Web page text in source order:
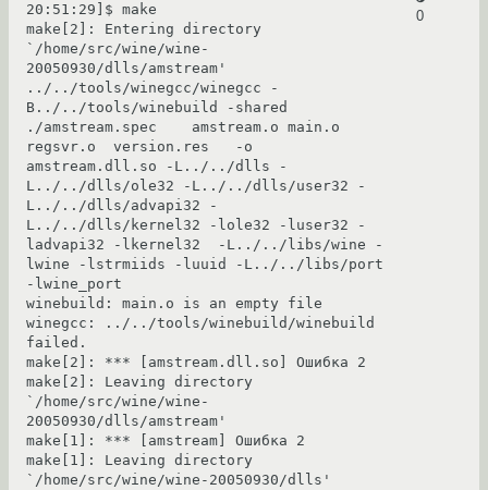
0
20:51:29]$ make
make[2]: Entering directory
`/home/src/wine/wine-
20050930/dlls/amstream'
../../tools/winegcc/winegcc -
B../../tools/winebuild -shared
./amstream.spec    amstream.o main.o
regsvr.o  version.res   -o
amstream.dll.so -L../../dlls -
L../../dlls/ole32 -L../../dlls/user32 -
L../../dlls/advapi32 -
L../../dlls/kernel32 -lole32 -luser32 -
ladvapi32 -lkernel32  -L../../libs/wine -
lwine -lstrmiids -luuid -L../../libs/port
-lwine_port
winebuild: main.o is an empty file
winegcc: ../../tools/winebuild/winebuild
failed.
make[2]: *** [amstream.dll.so] Ошибка 2
make[2]: Leaving directory
`/home/src/wine/wine-
20050930/dlls/amstream'
make[1]: *** [amstream] Ошибка 2
make[1]: Leaving directory
`/home/src/wine/wine-20050930/dlls'